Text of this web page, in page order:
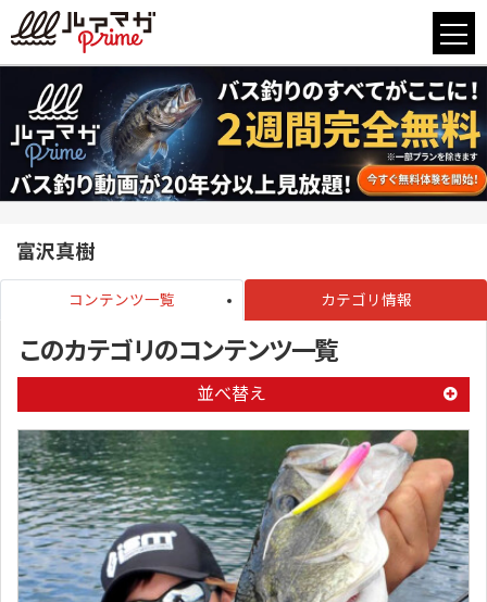
富沢真樹
コンテンツ一覧 カテゴリ情報
このカテゴリのコンテンツ一覧
並べ替え